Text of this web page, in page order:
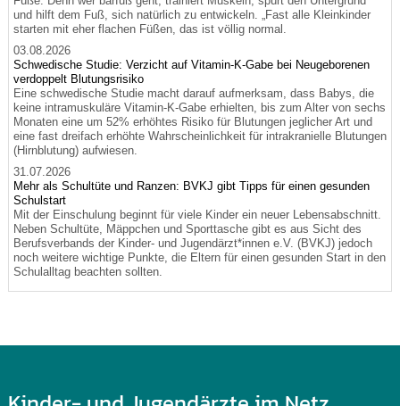
und hilft dem Fuß, sich natürlich zu entwickeln. „Fast alle Kleinkinder
starten mit eher flachen Füßen, das ist völlig normal.
03.08.2026
Schwedische Studie: Verzicht auf Vitamin-K-Gabe bei Neugeborenen
verdoppelt Blutungsrisiko
Eine schwedische Studie macht darauf aufmerksam, dass Babys, die
keine intramuskuläre Vitamin-K-Gabe erhielten, bis zum Alter von sechs
Monaten eine um 52% erhöhtes Risiko für Blutungen jeglicher Art und
eine fast dreifach erhöhte Wahrscheinlichkeit für intrakranielle Blutungen
(Hirnblutung) aufwiesen.
31.07.2026
Mehr als Schultüte und Ranzen: BVKJ gibt Tipps für einen gesunden
Schulstart
Mit der Einschulung beginnt für viele Kinder ein neuer Lebensabschnitt.
Neben Schultüte, Mäppchen und Sporttasche gibt es aus Sicht des
Berufsverbands der Kinder- und Jugendärzt*innen e.V. (BVKJ) jedoch
noch weitere wichtige Punkte, die Eltern für einen gesunden Start in den
Schulalltag beachten sollten.